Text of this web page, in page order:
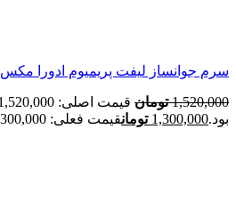
سرم جوانساز لیفت پریمیوم ادورا مکس
1,520,000 تومان
بود.1,300,000 تومانقیمت فعلی: 1,300,000 تومان.